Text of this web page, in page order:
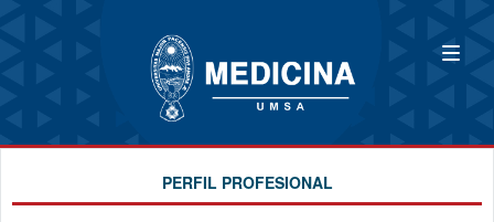
PERFIL PROFESIONAL